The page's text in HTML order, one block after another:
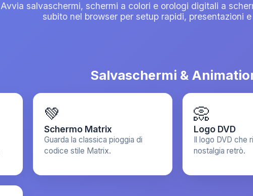
Avvia salvaschermi, schermi a colori e orologi digitali a
subito nel browser per setup rapidi, presentazioni
Salvaschermi &
💚
Schermo Matrix
Guarda la classica pioggia di
codice stile Matrix.
📀
Logo DVD
Il logo DVD che
nostalgia retrò.